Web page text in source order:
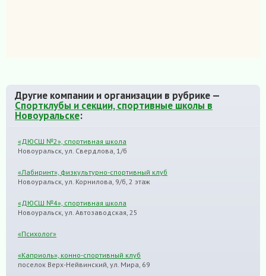
Другие компании и организации в рубрике —
Спортклубы и секции, спортивные школы в
Новоуральске:
«ДЮСШ №2», спортивная школа
Новоуральск, ул. Свердлова, 1/б
«Лабиринт», физкультурно-спортивный клуб
Новоуральск, ул. Корнилова, 9/б, 2 этаж
«ДЮСШ №4», спортивная школа
Новоуральск, ул. Автозаводская, 25
«Психолог»
«Каприоль», конно-спортивный клуб
поселок Верх-Нейвинский, ул. Мира, 69